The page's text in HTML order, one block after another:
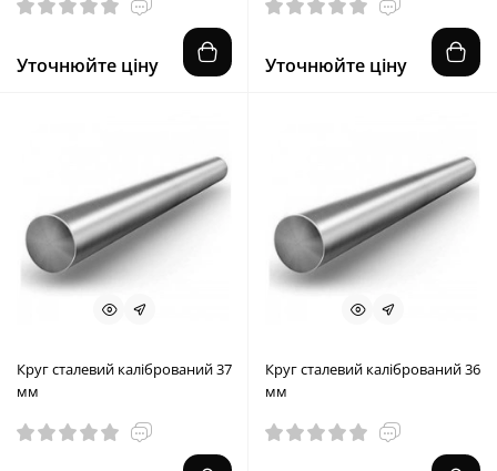
Уточнюйте ціну Уточнюйте ціну
Круг сталевий калібрований 37
мм
Круг сталевий калібрований 36
мм